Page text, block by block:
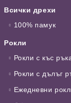
Всички дрехи
100% памук
Рокли
Рокли с къс
Рокли с дълъг
Ежедневни